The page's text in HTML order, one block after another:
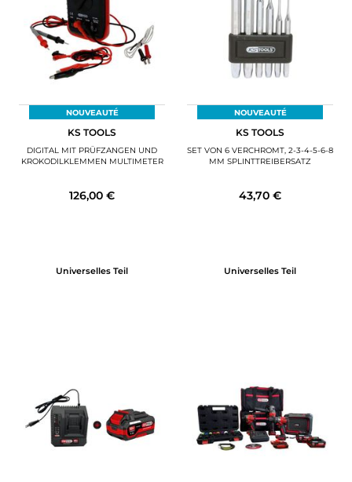
NOUVEAUTÉ
KS TOOLS
DIGITAL MIT PRÜFZANGEN UND
KROKODILKLEMMEN MULTIMETER
126,00 €
Universelles Teil
NOUVEAUTÉ
KS TOOLS
SET VON 6 VERCHROMT, 2-3-4-5-6-8
MM SPLINTTREIBERSATZ
43,70 €
Universelles Teil